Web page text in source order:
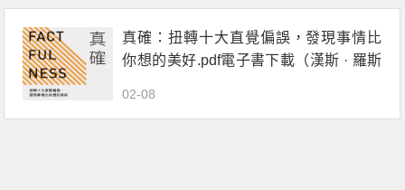
真確：扭轉十大直覺偏誤，發現事情比
你想的美好.pdf電子書下載（漢斯 · 羅斯
02-08